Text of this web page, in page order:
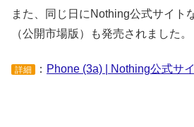
また、同じ日にNothing公式サイト
（公開市場版）も発売されました。
詳細 ： Phone (3a) | Nothing公式サ